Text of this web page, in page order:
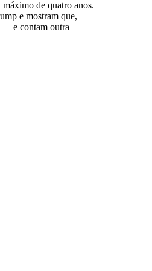
de quatro anos.
e mostram que,
— e contam outra